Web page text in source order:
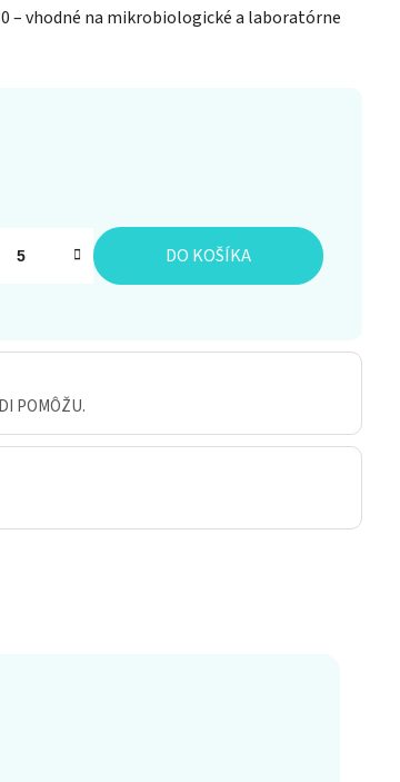
– vhodné na mikrobiologické a laboratórne
DO KOŠÍKA
POMÔŽU.